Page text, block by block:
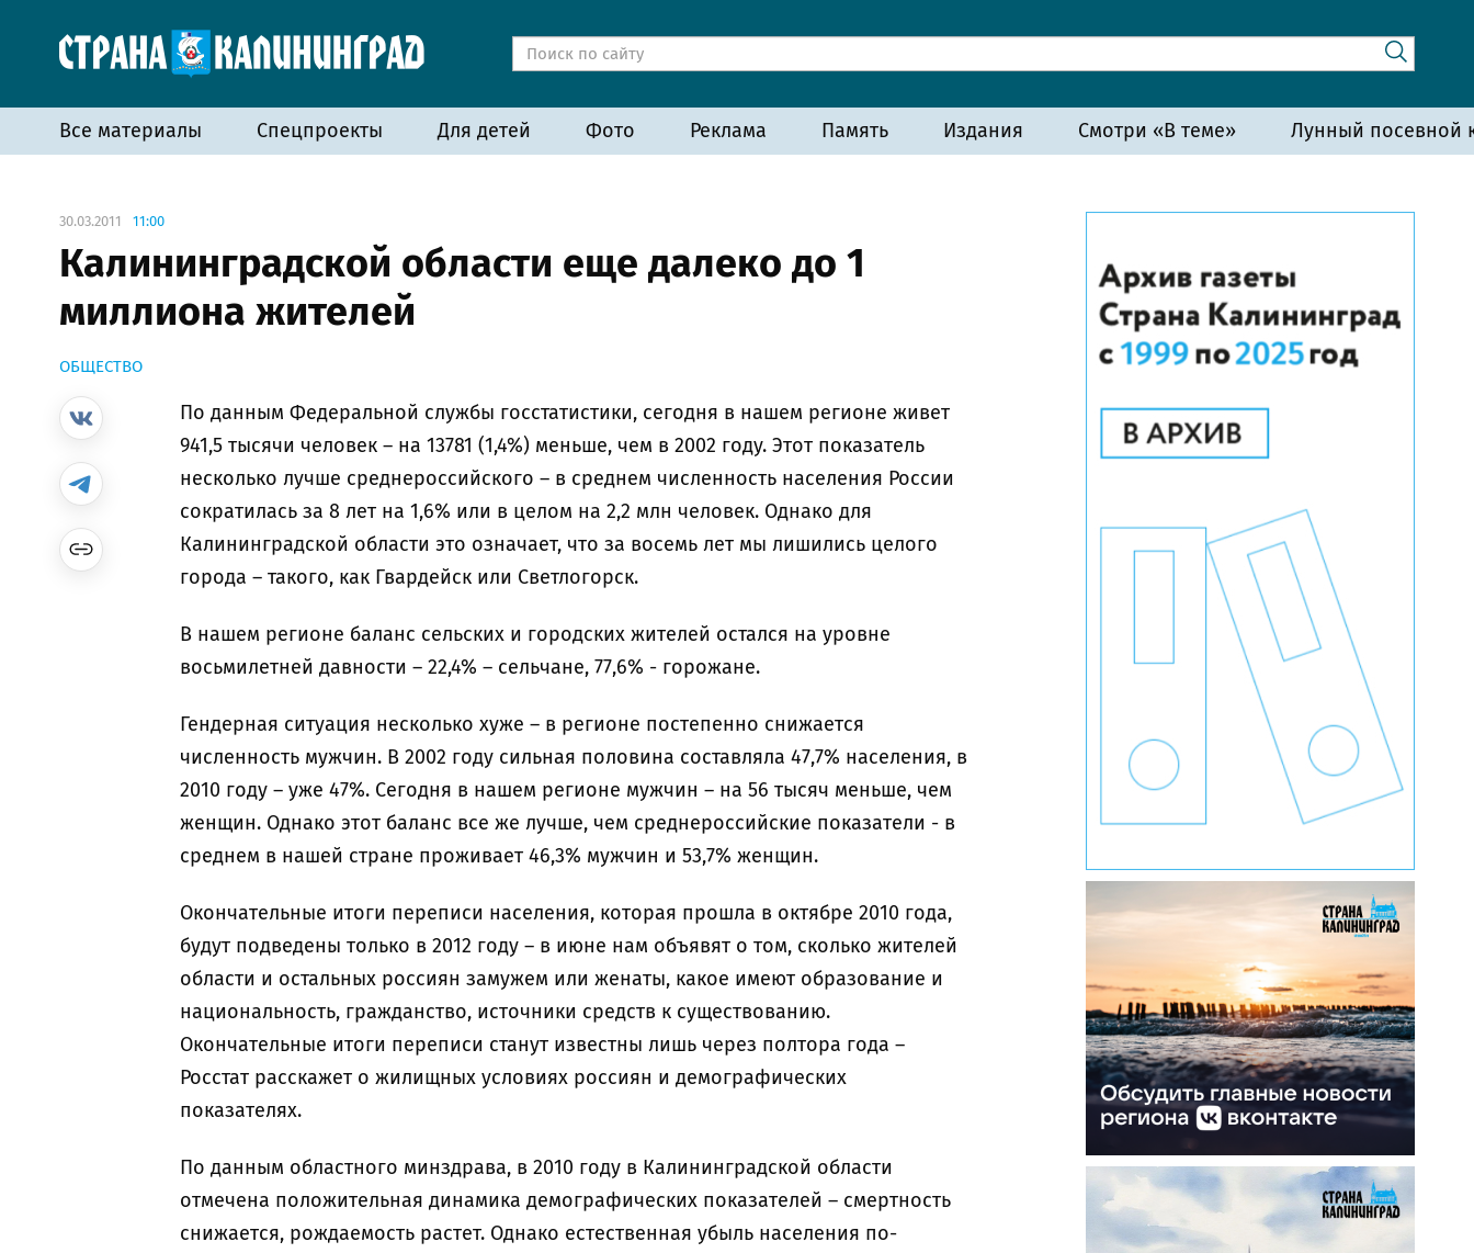
Все материалы Спецпроекты Для детей Фото Реклама Память Издания Смотри «В теме» Лунный посевной
30.03.2011 11:00
Калининградской области еще далеко до 1
миллиона жителей
ОБЩЕСТВО
По данным Федеральной службы госстатистики, сегодня в нашем регионе живет
941,5 тысячи человек – на 13781 (1,4%) меньше, чем в 2002 году. Этот показатель
несколько лучше среднероссийского – в среднем численность населения России
сократилась за 8 лет на 1,6% или в целом на 2,2 млн человек. Однако для
Калининградской области это означает, что за восемь лет мы лишились целого
города – такого, как Гвардейск или Светлогорск.
В нашем регионе баланс сельских и городских жителей остался на уровне
восьмилетней давности – 22,4% – сельчане, 77,6% - горожане.
Гендерная ситуация несколько хуже – в регионе постепенно снижается
численность мужчин. В 2002 году сильная половина составляла 47,7% населения, в
2010 году – уже 47%. Сегодня в нашем регионе мужчин – на 56 тысяч меньше, чем
женщин. Однако этот баланс все же лучше, чем среднероссийские показатели - в
среднем в нашей стране проживает 46,3% мужчин и 53,7% женщин.
Окончательные итоги переписи населения, которая прошла в октябре 2010 года,
будут подведены только в 2012 году – в июне нам объявят о том, сколько жителей
области и остальных россиян замужем или женаты, какое имеют образование и
национальность, гражданство, источники средств к существованию.
Окончательные итоги переписи станут известны лишь через полтора года –
Росстат расскажет о жилищных условиях россиян и демографических
показателях.
По данным областного минздрава, в 2010 году в Калининградской области
отмечена положительная динамика демографических показателей – смертность
снижается, рождаемость растет. Однако естественная убыль населения по-